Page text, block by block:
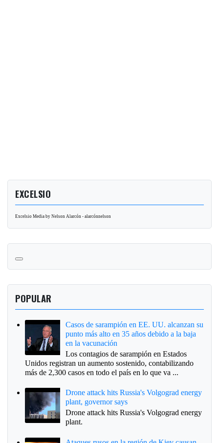
EXCELSIO
Excelsio Media by Nelson Alarcón - alarcónnelson
POPULAR
Casos de sarampión en EE. UU. alcanzan su
punto más alto en 35 años debido a la baja
en la vacunación
Los contagios de sarampión en Estados
Unidos registran un aumento sostenido, contabilizando
más de 2,300 casos en todo el país en lo que va ...
Drone attack hits Russia's Volgograd energy
plant, governor says
Drone attack hits Russia's Volgograd energy
plant.